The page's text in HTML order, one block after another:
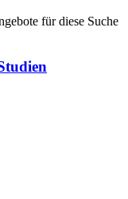
für diese Suche